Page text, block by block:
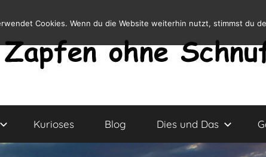
Kurioses Blog Dies und Das
Cookies. Wenn du die Website weiterhin nutzt, stimmst du